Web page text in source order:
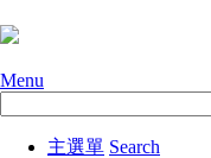
Menu
主選單 Search